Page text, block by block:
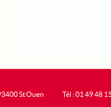
St Ouen
Tél : 01 49 48